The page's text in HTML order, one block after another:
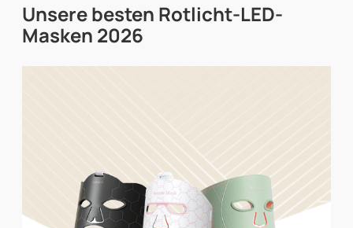
Unsere besten Rotlicht-LED-
Masken 2026